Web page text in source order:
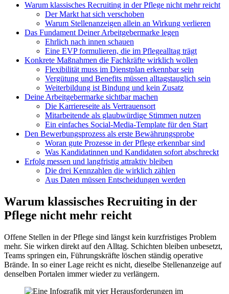
Warum klassisches Recruiting in der Pflege nicht mehr reicht
Der Markt hat sich verschoben
Warum Stellenanzeigen allein an Wirkung verlieren
Das Fundament Deiner Arbeitgebermarke legen
Ehrlich nach innen schauen
Eine EVP formulieren, die im Pflegealltag trägt
Konkrete Maßnahmen die Fachkräfte wirklich wollen
Flexibilität muss im Dienstplan erkennbar sein
Vergütung und Benefits müssen alltagstauglich sein
Weiterbildung ist Bindung und kein Zusatz
Deine Arbeitgebermarke sichtbar machen
Die Karriereseite als Vertrauensort
Mitarbeitende als glaubwürdige Stimmen nutzen
Ein einfaches Social-Media-Template für den Start
Den Bewerbungsprozess als erste Bewährungsprobe
Woran gute Prozesse in der Pflege erkennbar sind
Was Kandidatinnen und Kandidaten sofort abschreckt
Erfolg messen und langfristig attraktiv bleiben
Die drei Kennzahlen die wirklich zählen
Aus Daten müssen Entscheidungen werden
Warum klassisches Recruiting in der
Pflege nicht mehr reicht
Offene Stellen in der Pflege sind längst kein kurzfristiges Problem
mehr. Sie wirken direkt auf den Alltag. Schichten bleiben unbesetzt,
Teams springen ein, Führungskräfte löschen ständig operative
Brände. In so einer Lage reicht es nicht, dieselbe Stellenanzeige auf
denselben Portalen immer wieder zu verlängern.